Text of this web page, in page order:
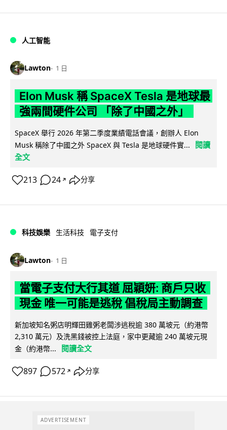
人工智能
Lawton 1 日
Elon Musk 稱 SpaceX Tesla 是地球最
強兩間硬件公司 「除了中國之外」
SpaceX 舉行 2026 年第二季度業績電話會議，創辦人 Elon
Musk 稱除了中國之外 SpaceX 與 Tesla 是地球硬件實...
閱讀
全文
213 24 ↗ 分享
科技娛樂 生活科技 電子支付
Lawton 1 日
當電子支付大行其道 屈穎妍: 商戶只收
現金 唯一可能是逃稅 倡稅局主動調查
新加坡知名粥店明輝田雞粥老闆涉逃稅逾 380 萬坡元（約港幣
2,310 萬元）及洗黑錢被控上法庭，家中更藏逾 240 萬坡元現
金（約港幣...
閱讀全文
897 572 ↗ 分享
ADVERTISEMENT